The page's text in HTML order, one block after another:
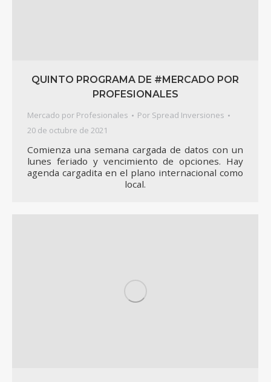
QUINTO PROGRAMA DE #MERCADO POR
PROFESIONALES
Mercado por Profesionales Por Spread Inversiones
20 de octubre de 2021
Comienza una semana cargada de datos con un
lunes feriado y vencimiento de opciones. Hay
agenda cargadita en el plano internacional como
local.